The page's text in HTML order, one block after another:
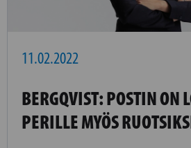
11.02.2022
BERGQVIST: POSTIN ON
PERILLE MYÖS